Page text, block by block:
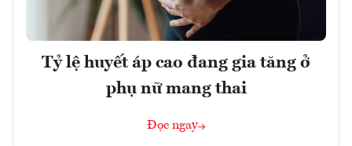
Tỷ lệ huyết áp cao đang gia tăng ở
phụ nữ mang thai
Đọc ngay